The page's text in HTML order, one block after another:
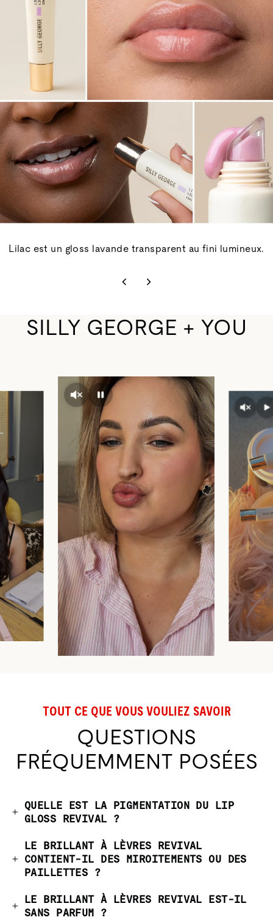
Lilac est un gloss lavande transparent au fini lumineux.
SILLY GEORGE + YOU
TOUT CE QUE VOUS VOULIEZ SAVOIR
QUESTIONS
FRÉQUEMMENT POSÉES
QUELLE EST LA PIGMENTATION DU LIP
GLOSS REVIVAL ?
LE BRILLANT À LÈVRES REVIVAL
CONTIENT-IL DES MIROITEMENTS OU DES
PAILLETTES ?
LE BRILLANT À LÈVRES REVIVAL EST-IL
SANS PARFUM ?